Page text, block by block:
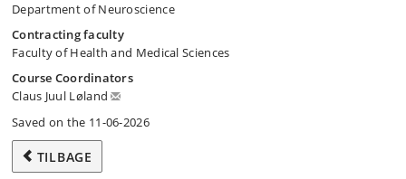
Department of Neuroscience
Contracting faculty
Faculty of Health and Medical Sciences
Course Coordinators
Claus Juul Løland
Saved on the 11-06-2026
TILBAGE